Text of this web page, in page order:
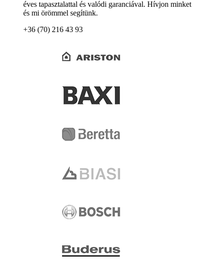
éves tapasztalattal és valódi garanciával. Hívjon minket
és mi örömmel segítünk.
+36 (70) 216 43 93